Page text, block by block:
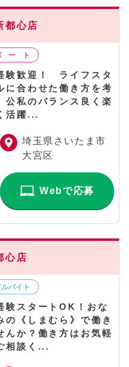
心店
験歓迎！ ライフスタ
に合わせた働き方を考
公私のバランス良く楽
活躍...
埼玉県さいたま市
大宮区
Webで応募
心店
験スタートOK！おな
の《しまむら》で働き
んか？働き方はお気軽
相談く...